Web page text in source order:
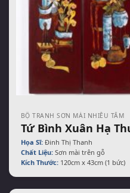
BỘ TRANH SƠN MÀI NHIỀU TẤM
Tứ Bình Xuân Hạ
Họa Sĩ:Đinh Thị Thanh
Chất Liệu: Sơn mài trên gỗ
Kích Thước:120cm x 43cm (1 bức)